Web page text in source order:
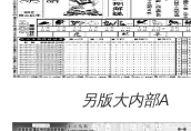
另版大内部A